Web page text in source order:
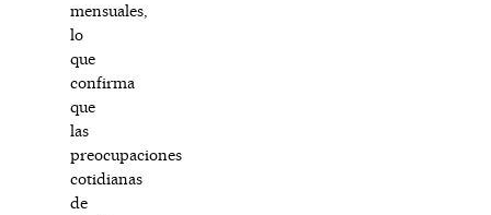
mensuales,
lo
que
confirma
que
las
preocupaciones
cotidianas
de